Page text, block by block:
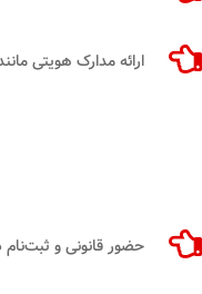
ارائه مدارک هویتی
حضور قانونی و